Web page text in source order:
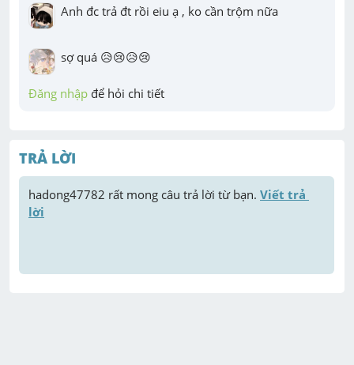
Anh đc trả đt rồi eiu ạ , ko cần trộm nữa
sợ quá 😥😢😥😢
Đăng nhập để hỏi chi tiết
TRẢ LỜI
hadong47782 rất mong câu trả lời từ bạn. Viết trả
lời